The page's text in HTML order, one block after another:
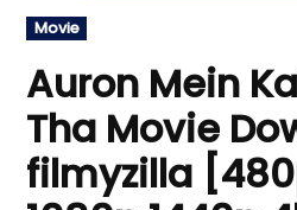
Posted
in
Movie
Auron Mein
Tha Movie
filmyzilla